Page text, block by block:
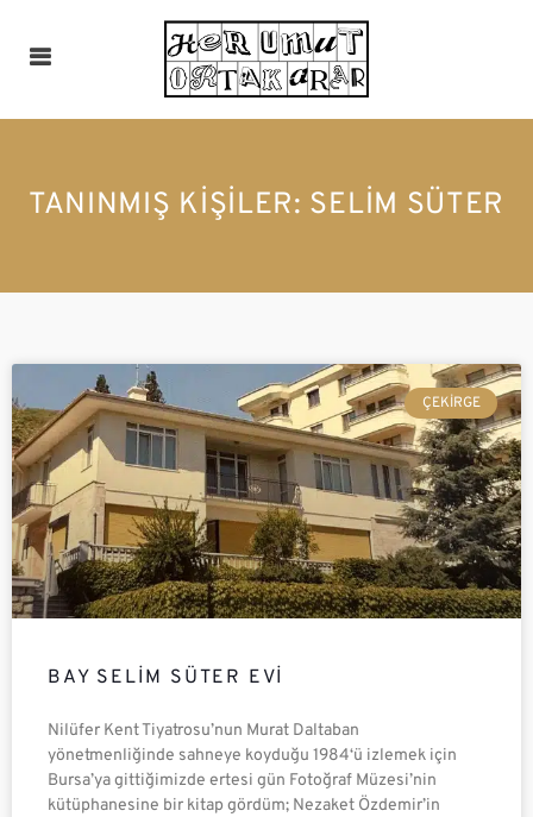
TANINMIŞ KIŞILER: SELIM SÜTER
ÇEKIRGE
BAY SELIM SÜTER EVI
Nilüfer Kent Tiyatrosu’nun Murat Daltaban
yönetmenliğinde sahneye koyduğu 1984‘ü izlemek için
Bursa’ya gittiğimizde ertesi gün Fotoğraf Müzesi’nin
kütüphanesine bir kitap gördüm; Nezaket Özdemir’in